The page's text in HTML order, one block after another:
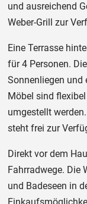
und ausreichend
Weber-Grill zur
Eine Terrasse
für 4 Personen.
Sonnenliegen und
Möbel sind
umgestellt
steht frei zur
Direkt vor dem
Fahrradwege. Die
und Badeseen in